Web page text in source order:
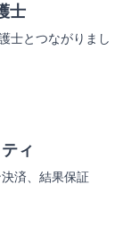
士
士とつながりまし
ィ
済、結果保証